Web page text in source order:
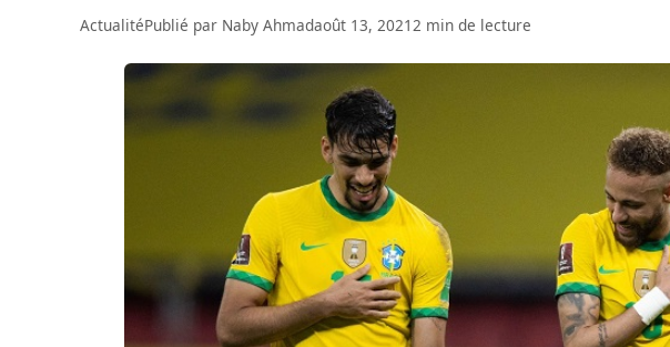
ActualitéPublié par Naby Ahmadaoût 13, 20212 min de lecture